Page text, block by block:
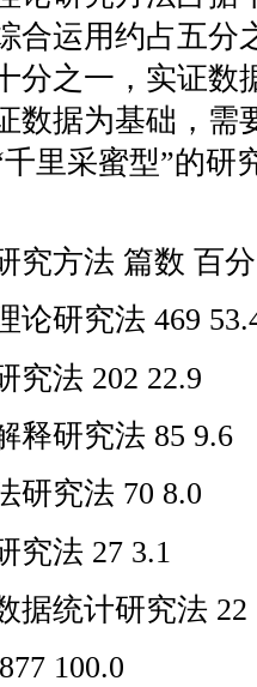
合运用约占五分
分之一，实证数
数据为基础，需
里采蜜型”的研
方法 篇数 百
研究法 469
法 202 22.9
研究法 85 9.6
究法 70 8.0
法 27 3.1
统计研究法 22
100.0